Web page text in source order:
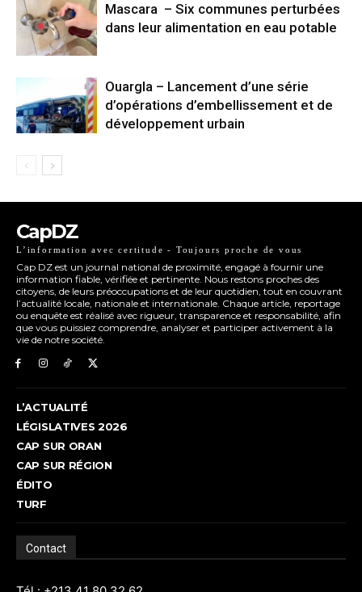
Mascara – Six communes perturbées
dans leur alimentation en eau potable
Ouargla – Lancement d’une série
d’opérations d’embellissement et de
développement urbain
CapDZ
L’information avec certitude - Toujours proche de vous
Cap DZ est un journal national de proximité, engagé à fournir une
information fiable, vérifiée et pertinente. Nous restons proches des
citoyens, de leurs préoccupations et de leur quotidien, tout en couvrant
l’actualité locale, nationale et internationale. Chaque article, reportage
ou enquête est réalisé avec rigueur, transparence et responsabilité, afin
que vous puissiez comprendre, analyser et participer activement à la
vie de notre société.
L’ACTUALITÉ
LÉGISLATIVES 2026
CAP SUR ORAN
CAP SUR RÉGION
ÉDITO
TURF
Contact